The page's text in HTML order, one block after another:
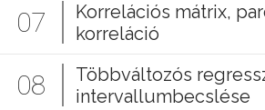
07
Korrelációs mátrix,
korreláció
08
Többváltozós
intervallumbecslése